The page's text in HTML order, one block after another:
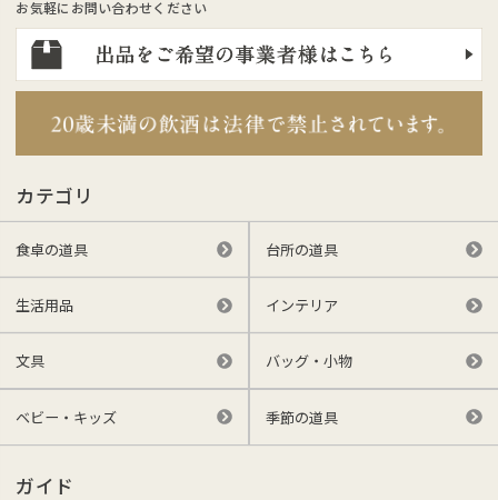
お気軽にお問い合わせください
カテゴリ
食卓の道具 台所の道具
生活用品 インテリア
文具 バッグ・小物
ベビー・キッズ 季節の道具
ガイド